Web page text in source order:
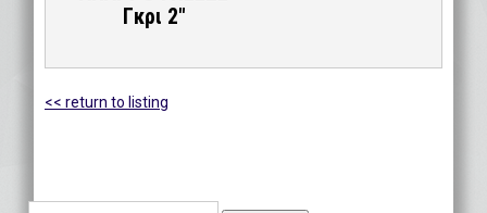
Γκρι 2″
<< return to listing